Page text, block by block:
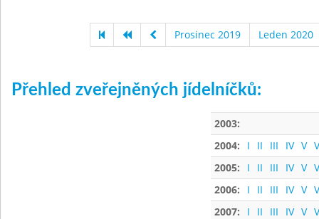
Prosinec 2019 Leden 2020
Přehled zveřejněných jídelníčků:
2003:
2004:
I II III IV V
2005:
I II III IV V
2006:
I II III IV V
2007:
I II III IV V